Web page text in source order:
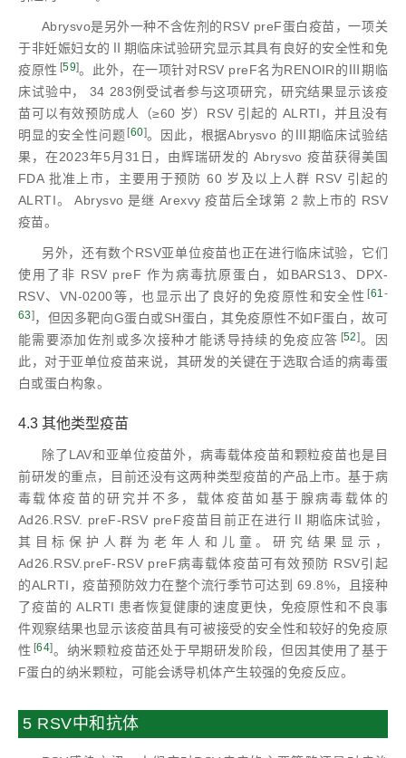
Abrysvo是另外一种不含佐剂的RSV preF蛋白疫苗，一项关
于非妊娠妇女的Ⅱ期临床试验研究显示其具有良好的安全性和免
疫原性 [59]。此外，在一项针对RSV preF名为RENOIR的Ⅲ期临
床试验中， 34 283例受试者参与这项研究，研究结果显示该疫
苗可以有效预防成人（≥60 岁）RSV 引起的 ALRTI，并且没有
明显的安全性问题 [60]。因此，根据Abrysvo 的Ⅲ期临床试验结
果，在2023年5月31日，由辉瑞研发的 Abrysvo 疫苗获得美国
FDA 批准上市，主要用于预防 60 岁及以上人群 RSV 引起的
ALRTI。 Abrysvo 是继 Arexvy 疫苗后全球第 2 款上市的 RSV
疫苗。
另外，还有数个RSV亚单位疫苗也正在进行临床试验，它们
使用了非 RSV preF 作为病毒抗原蛋白，如BARS13、DPX-
RSV、VN-0200等，也显示出了良好的免疫原性和安全性 [61 -
63]，但因多靶向G蛋白或SH蛋白，其免疫原性不如F蛋白，故可
能需要添加佐剂或多次接种才能诱导持续的免疫应答 [52]。因
此，对于亚单位疫苗来说，其研发的关键在于选取合适的病毒蛋
白或蛋白构象。
4.3 其他类型疫苗
除了LAV和亚单位疫苗外，病毒载体疫苗和颗粒疫苗也是目
前研发的重点，目前还没有这两种类型疫苗的产品上市。基于病
毒载体疫苗的研究并不多，载体疫苗如基于腺病毒载体的
Ad26.RSV. preF-RSV preF疫苗目前正在进行Ⅱ期临床试验，
其目标保护人群为老年人和儿童。研究结果显示，
Ad26.RSV.preF-RSV preF病毒载体疫苗可有效预防 RSV引起
的ALRTI，疫苗预防效力在整个流行季节可达到 69.8%，且接种
了疫苗的 ALRTI 患者恢复健康的速度更快，免疫原性和不良事
件观察结果也显示该疫苗具有可被接受的安全性和较好的免疫原
性 [64]。纳米颗粒疫苗还处于早期研发阶段，但因其使用了基于
F蛋白的纳米颗粒，可能会诱导机体产生较强的免疫反应。
5 RSV中和抗体